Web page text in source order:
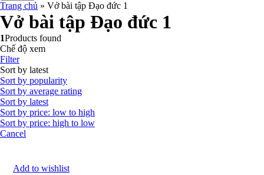
Trang chủ » Vở bài tập Đạo đức 1
Vở bài tập Đạo đức 1
1Products found
Chế độ xem
Filter
Sort by latest
Sort by popularity
Sort by average rating
Sort by latest
Sort by price: low to high
Sort by price: high to low
Cancel
Add to wishlist